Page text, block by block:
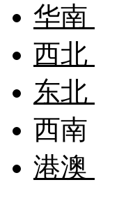
华南
西北
东北
西南
港澳